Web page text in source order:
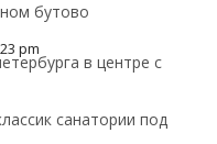
бутово
pm
в центре с
санатории под